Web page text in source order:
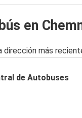
en
más
de Autobuses